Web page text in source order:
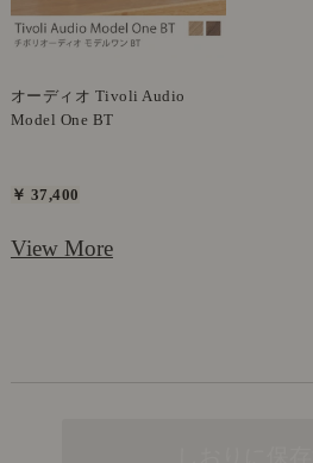
オーディオ Tivoli Audio
Model One BT
￥ 37,400
View More